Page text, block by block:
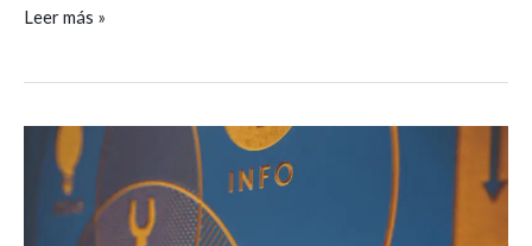
Leer más »
eleifend
vulputate
ultricies